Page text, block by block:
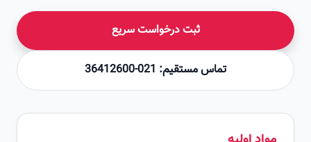
ثبت درخواست سریع
تماس مستقیم: 021-36412600